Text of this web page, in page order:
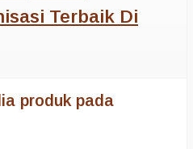
Terbaik Di
produk pada